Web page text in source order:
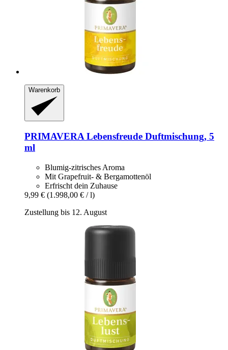
Warenkorb
PRIMAVERA Lebensfreude Duftmischung, 5
ml
Blumig-zitrisches Aroma
Mit Grapefruit- & Bergamottenöl
Erfrischt dein Zuhause
9,99 € (1.998,00 € / l)
Zustellung bis 12. August